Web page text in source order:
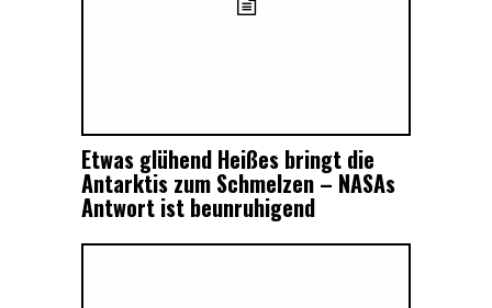
Etwas glühend Heißes bringt die
Antarktis zum Schmelzen – NASAs
Antwort ist beunruhigend